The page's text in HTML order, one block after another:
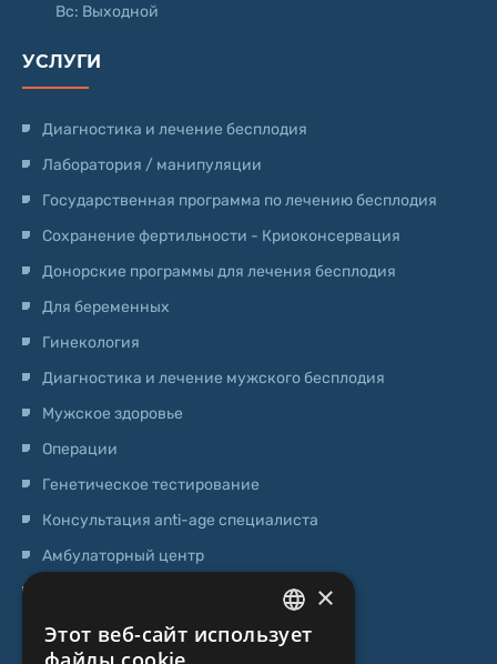
Вс: Выходной
УСЛУГИ
Диагностика и лечение бесплодия
Лаборатория / манипуляции
Государственная программа по лечению бесплодия
Сохранение фертильности - Криоконсервация
Донорские программы для лечения бесплодия
Для беременных
Гинекология
Диагностика и лечение мужского бесплодия
Мужское здоровье
Операции
Генетическое тестирование
Консультация anti-age специалиста
Амбулаторный центр
О НАС LATVIAN
×
Этот веб-сайт использует